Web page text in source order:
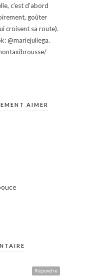
c’est d’abord
goûter
croisent sa route).
@mariejuliega.
AIMER
Répondre